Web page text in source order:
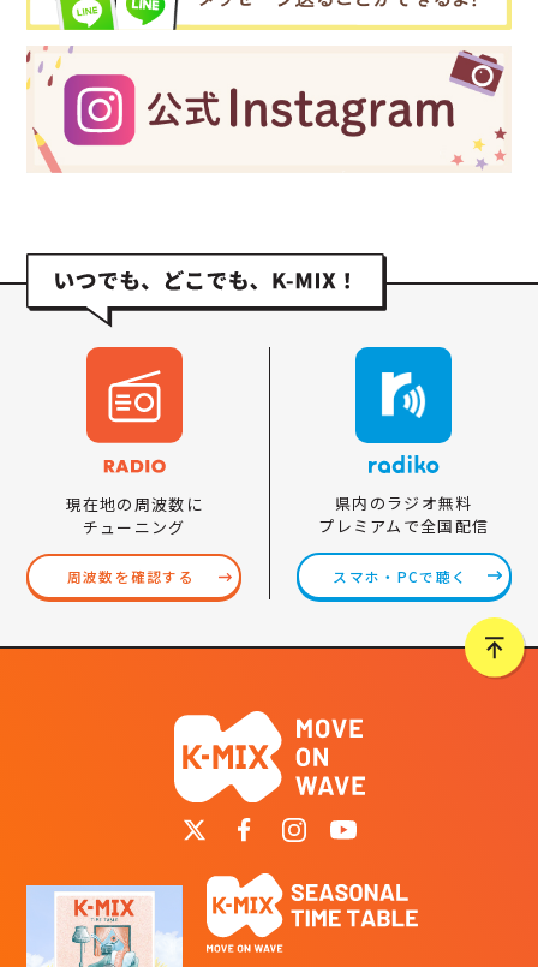
現在地の周波数に
チューニング
周波数を確認する
県内のラジオ無料
プレミアムで全国配信
スマホ・PCで聴く